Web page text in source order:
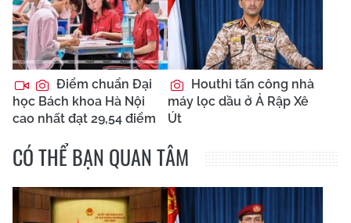
Điểm chuẩn Đại
học Bách khoa Hà Nội
cao nhất đạt 29,54 điểm
Houthi tấn công nhà
máy lọc dầu ở Ả Rập Xê
Út
CÓ THỂ BẠN QUAN TÂM